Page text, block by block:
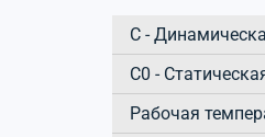
C -
C0 -
Рабочая